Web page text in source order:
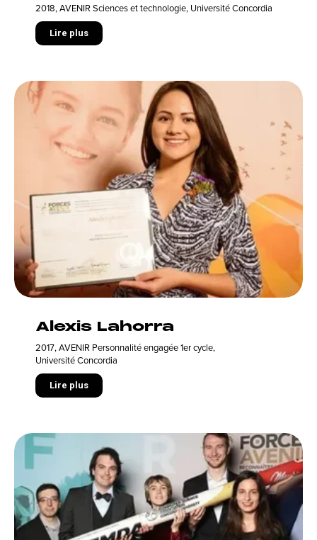
2018,AVENIR Sciences et technologie, Université Concordia
Lire plus
Alexis Lahorra
2017,AVENIR Personnalité engagée 1er cycle,
Université Concordia
Lire plus